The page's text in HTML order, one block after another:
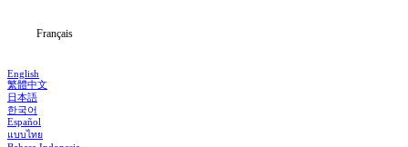
Français
English
繁體中文
日本語
한국어
Español
แบบไทย